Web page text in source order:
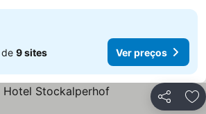
9 sites Ver preços
Partilhar